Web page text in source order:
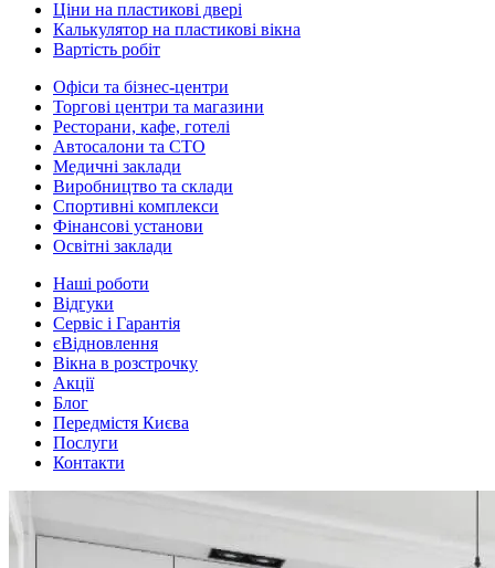
Ціни на пластикові двері
Калькулятор на пластикові вікна
Вартість робіт
Офіси та бізнес-центри
Торгові центри та магазини
Ресторани, кафе, готелі
Автосалони та СТО
Медичні заклади
Виробництво та склади
Спортивні комплекси
Фінансові установи
Освітні заклади
Наші роботи
Відгуки
Сервіс і Гарантія
єВідновлення
Вікна в розстрочку
Акції
Блог
Передмістя Києва
Послуги
Контакти